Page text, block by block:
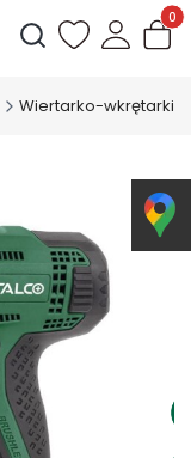
Otwórz wyszukiwarkę
Wiertarko-wkrętarki